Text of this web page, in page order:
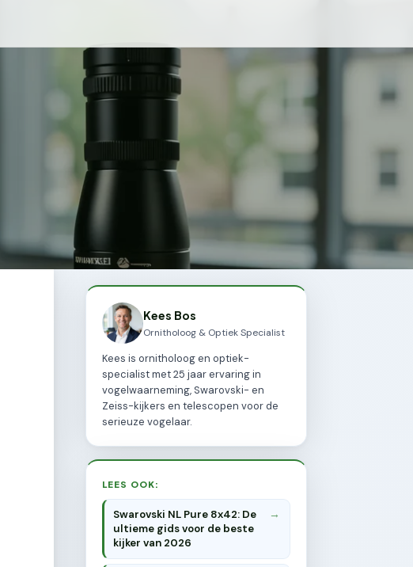
Kees Bos
Ornitholoog & Optiek Specialist
Kees is ornitholoog en optiek-
specialist met 25 jaar ervaring in
vogelwaarneming, Swarovski- en
Zeiss-kijkers en telescopen voor de
serieuze vogelaar.
LEES OOK:
Swarovski NL Pure 8x42: De
ultieme gids voor de beste
kijker van 2026